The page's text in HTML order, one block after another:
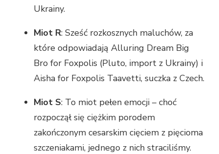
Ukrainy.
Miot R: Sześć rozkosznych maluchów, za
które odpowiadają Alluring Dream Big
Bro for Foxpolis (Pluto, import z Ukrainy) i
Aisha for Foxpolis Taavetti, suczka z Czech.
Miot S: To miot pełen emocji – choć
rozpoczął się ciężkim porodem
zakończonym cesarskim cięciem z pięcioma
szczeniakami, jednego z nich straciliśmy.